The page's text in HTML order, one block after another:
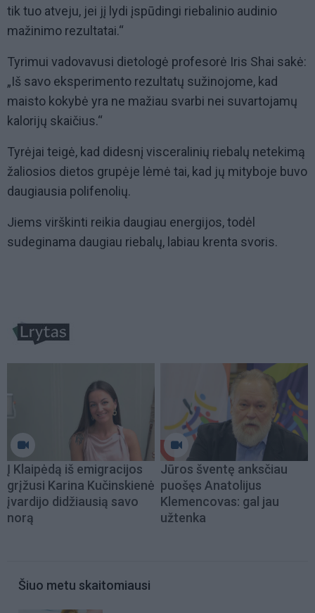
tik tuo atveju, jei jį lydi įspūdingi riebalinio audinio
mažinimo rezultatai.“
Tyrimui vadovavusi dietologė profesorė Iris Shai sakė:
„Iš savo eksperimento rezultatų sužinojome, kad
maisto kokybė yra ne mažiau svarbi nei suvartojamų
kalorijų skaičius.“
Tyrėjai teigė, kad didesnį visceralinių riebalų netekimą
žaliosios dietos grupėje lėmė tai, kad jų mityboje buvo
daugiausia polifenolių.
Jiems virškinti reikia daugiau energijos, todėl
sudeginama daugiau riebalų, labiau krenta svoris.
Į Klaipėdą iš emigracijos
grįžusi Karina Kučinskienė
įvardijo didžiausią savo
norą
Jūros šventę anksčiau
puošęs Anatolijus
Klemencovas: gal jau
užtenka
Šiuo metu skaitomiausi